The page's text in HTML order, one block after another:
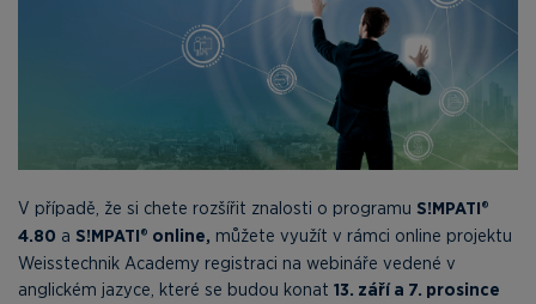
V případě, že si chete rozšířit znalosti o programu S!MPATI®
4.80 a S!MPATI® online, můžete využít v rámci online projektu
Weisstechnik Academy registraci na webináře vedené v
anglickém jazyce, které se budou konat 13. září a 7. prosince